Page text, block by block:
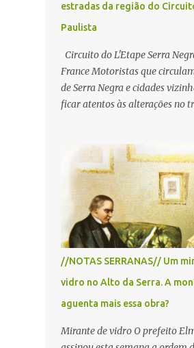
estradas da região do
Paulista
Circuito do L'Etape Serra
France Motoristas que
de Serra Negra e cidades
ficar atentos às alterações no
realização do L'Étape Serra
de France presented by
Considerado o principal
amador da América Latina, o
atletas de diferentes regiões
percursos passando pelos
Serra Negra, Amparo, Monte
Lindoia e Socorro. Para
dos participantes e do público,
trechos de rodovias e estradas
longo da prova. A largada será
//NOTAS SERRANAS// Um
vidro no Alto da Serra. A
aguenta mais essa obra?
Mirante de vidro O prefeito